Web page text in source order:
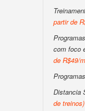
partir de
com foco
de R$49/
Distancia
de treinos)